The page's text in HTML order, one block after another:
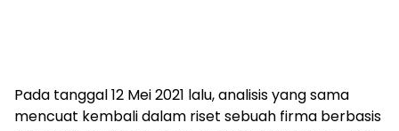
Pada tanggal 12 Mei 2021 lalu, analisis yang sama
mencuat kembali dalam riset sebuah firma berbasis